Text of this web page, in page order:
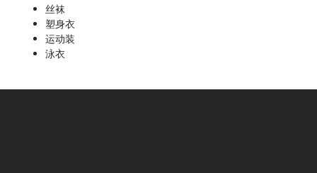
丝袜
塑身衣
运动装
泳衣